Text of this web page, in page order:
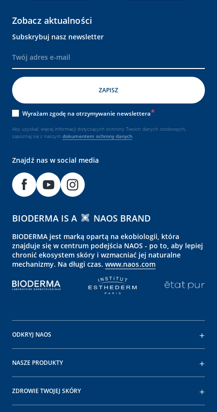
Zobacz aktualności
Subskrybuj nasz newsletter
Wyrażam zgodę na otrzymywanie newslettera
Aby uzyskać więcej informacji dotyczących ochrony Twoich danych osobowych,
zapoznaj się z naszym dokumentem ochrony danych.
Znajdź nas w social media
BIODERMA IS A NAOS BRAND
BIODERMA jest marką opartą na ekobiologii, która
znajduje się w centrum podejścia NAOS - po to, aby lepiej
chronić ekosystem skóry i wzmacniać jej naturalne
mechanizmy. Na długi czas. www.naos.com
ODKRYJ NAOS
NASZE PRODUKTY
ZDROWIE TWOJEJ SKÓRY